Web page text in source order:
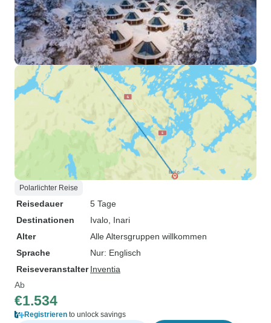
Polarlichter Reise
Reisedauer
5 Tage
Destinationen
Ivalo , Inari
Alter
Alle Altersgruppen willkommen
Sprache
Nur: Englisch
Reiseveranstalter Inventia
Ab
€1.534
Registrieren to unlock savings